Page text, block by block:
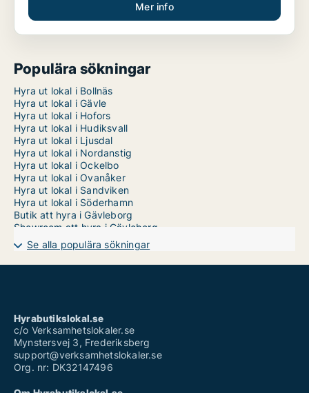
Mer info
Populära sökningar
Hyra ut lokal i Bollnäs
Hyra ut lokal i Gävle
Hyra ut lokal i Hofors
Hyra ut lokal i Hudiksvall
Hyra ut lokal i Ljusdal
Hyra ut lokal i Nordanstig
Hyra ut lokal i Ockelbo
Hyra ut lokal i Ovanåker
Hyra ut lokal i Sandviken
Hyra ut lokal i Söderhamn
Butik att hyra i Gävleborg
Showroom att hyra i Gävleborg
Se alla populära sökningar
Hyrabutikslokal.se
c/o Verksamhetslokaler.se
Mynstersvej 3, Frederiksberg
support@verksamhetslokaler.se
Org. nr: DK32147496